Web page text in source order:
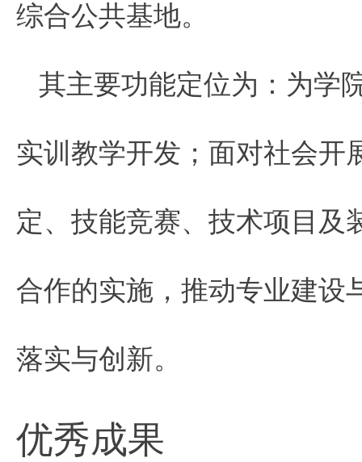
综合公共基地。
其主要功能定位为：为学
实训教学开发；面对社会开
定、技能竞赛、技术项目及
合作的实施，推动专业建设
落实与创新。
优秀成果